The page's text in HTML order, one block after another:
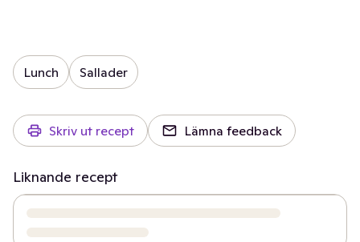
Lunch Sallader
Skriv ut recept Lämna feedback
Liknande recept